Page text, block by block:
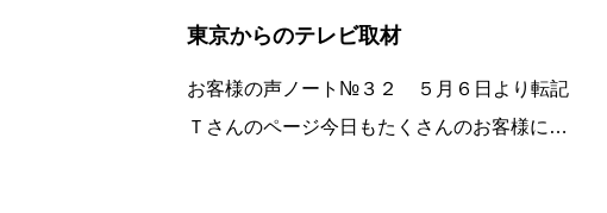
東京からのテレビ取材
お客様の声ノート№３２ ５月６日より転記
Ｔさんのページ今日もたくさんのお客様にご